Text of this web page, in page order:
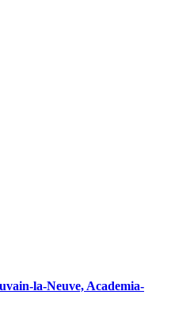
la-Neuve, Academia-